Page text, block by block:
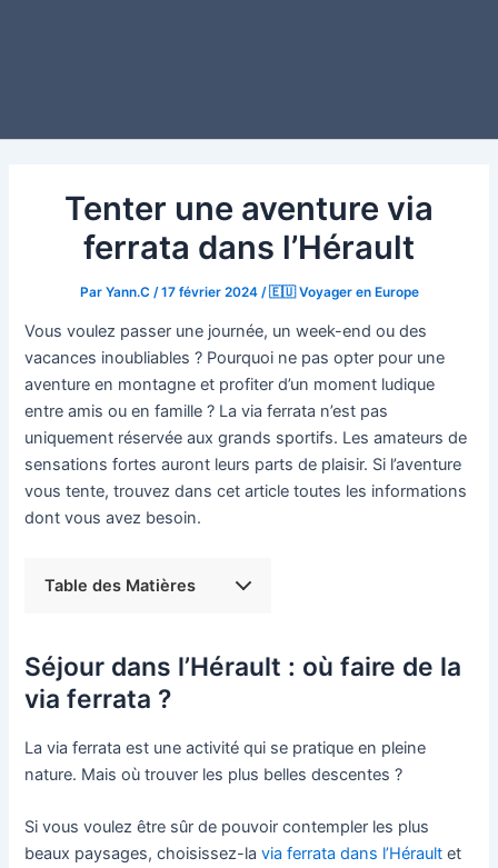
Tenter une aventure via
ferrata dans l’Hérault
Par Yann.C /17 février 2024 /🇪🇺 Voyager en Europe
Vous voulez passer une journée, un week-end ou des
vacances inoubliables ? Pourquoi ne pas opter pour une
aventure en montagne et profiter d’un moment ludique
entre amis ou en famille ? La via ferrata n’est pas
uniquement réservée aux grands sportifs. Les amateurs de
sensations fortes auront leurs parts de plaisir. Si l’aventure
vous tente, trouvez dans cet article toutes les informations
dont vous avez besoin.
Table des Matières
Séjour dans l’Hérault : où faire de la
via ferrata ?
La via ferrata est une activité qui se pratique en pleine
nature. Mais où trouver les plus belles descentes ?
Si vous voulez être sûr de pouvoir contempler les plus
beaux paysages, choisissez-lavia ferrata dans l’Hérault et